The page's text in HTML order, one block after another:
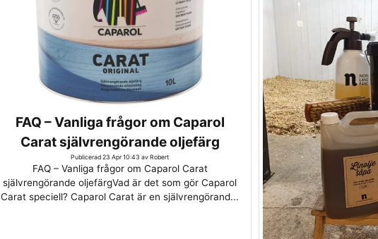
FAQ – Vanliga frågor om Caparol
Carat självrengörande oljefärg
Publicerad 23 Apr 10:43 av Robert
FAQ – Vanliga frågor om Caparol Carat
självrengörande oljefärgVad är det som gör Caparol
Carat speciell? Caparol Carat är en självrengörand...